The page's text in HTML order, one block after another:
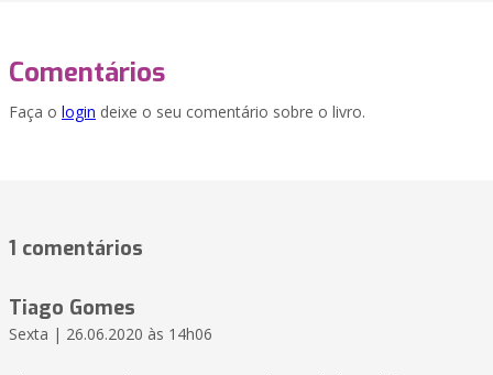
Comentários
Faça o login deixe o seu comentário sobre o livro.
1 comentários
Tiago Gomes
Sexta | 26.06.2020 às 14h06